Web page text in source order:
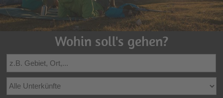
Wohin soll's gehen?